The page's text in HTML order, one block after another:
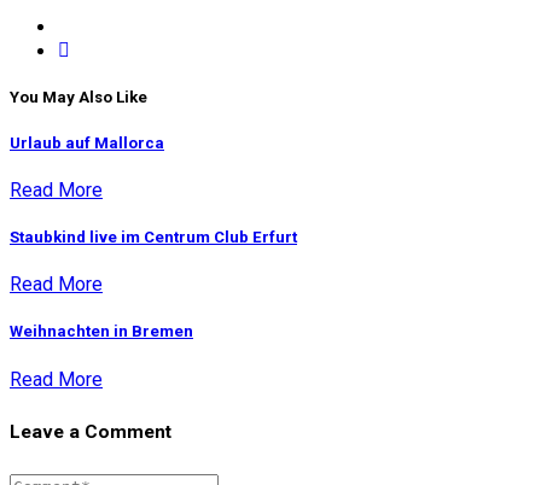
You May Also Like
Urlaub auf Mallorca
Read More
Staubkind live im Centrum Club Erfurt
Read More
Weihnachten in Bremen
Read More
Leave a Comment